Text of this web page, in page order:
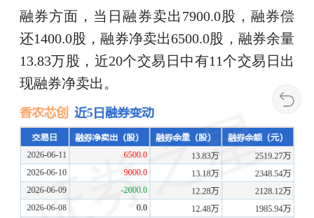
融券方面，当日融券卖出7900.0股，融券偿
还1400.0股，融券净卖出6500.0股，融券余量
13.83万股，近20个交易日中有11个交易日出
现融券净卖出。